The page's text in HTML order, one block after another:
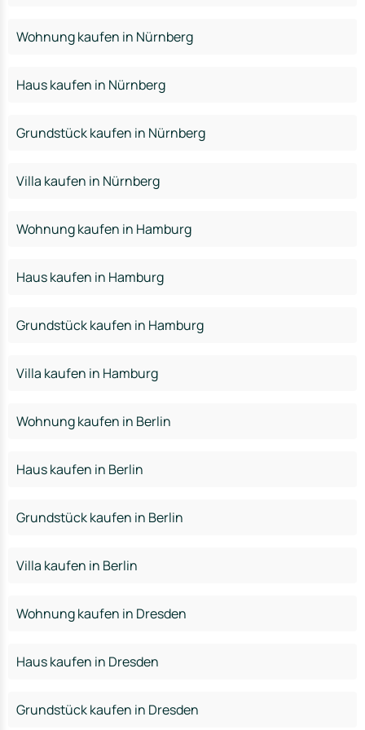
Wohnung kaufen in Nürnberg
Haus kaufen in Nürnberg
Grundstück kaufen in Nürnberg
Villa kaufen in Nürnberg
Wohnung kaufen in Hamburg
Haus kaufen in Hamburg
Grundstück kaufen in Hamburg
Villa kaufen in Hamburg
Wohnung kaufen in Berlin
Haus kaufen in Berlin
Grundstück kaufen in Berlin
Villa kaufen in Berlin
Wohnung kaufen in Dresden
Haus kaufen in Dresden
Grundstück kaufen in Dresden